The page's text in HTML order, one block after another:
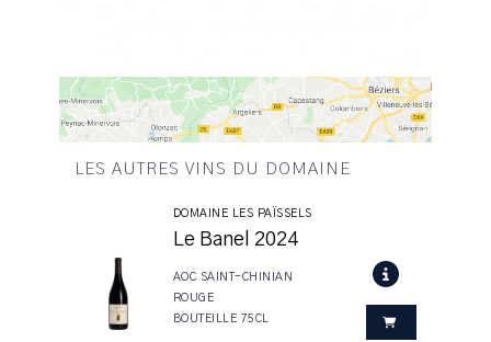
LES AUTRES VINS DU DOMAINE
DOMAINE LES PAÏSSELS
Le Banel 2024
AOC SAINT-CHINIAN
ROUGE
BOUTEILLE 75CL